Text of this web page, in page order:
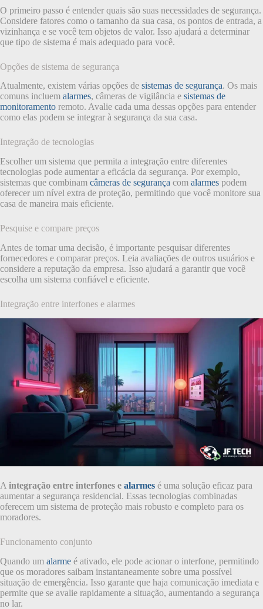
O primeiro passo é entender quais são suas necessidades de segurança.
Considere fatores como o tamanho da sua casa, os pontos de entrada, a
vizinhança e se você tem objetos de valor. Isso ajudará a determinar
que tipo de sistema é mais adequado para você.
Opções de sistema de segurança
Atualmente, existem várias opções de sistemas de segurança. Os mais
comuns incluem alarmes, câmeras de vigilância e sistemas de
monitoramento remoto. Avalie cada uma dessas opções para entender
como elas podem se integrar à segurança da sua casa.
Integração de tecnologias
Escolher um sistema que permita a integração entre diferentes
tecnologias pode aumentar a eficácia da segurança. Por exemplo,
sistemas que combinam câmeras de segurança com alarmes podem
oferecer um nível extra de proteção, permitindo que você monitore sua
casa de maneira mais eficiente.
Pesquise e compare preços
Antes de tomar uma decisão, é importante pesquisar diferentes
fornecedores e comparar preços. Leia avaliações de outros usuários e
considere a reputação da empresa. Isso ajudará a garantir que você
escolha um sistema confiável e eficiente.
Integração entre interfones e alarmes
A integração entre interfones e alarmes é uma solução eficaz para
aumentar a segurança residencial. Essas tecnologias combinadas
oferecem um sistema de proteção mais robusto e completo para os
moradores.
Funcionamento conjunto
Quando um alarme é ativado, ele pode acionar o interfone, permitindo
que os moradores saibam instantaneamente sobre uma possível
situação de emergência. Isso garante que haja comunicação imediata e
permite que se avalie rapidamente a situação, aumentando a segurança
no lar.